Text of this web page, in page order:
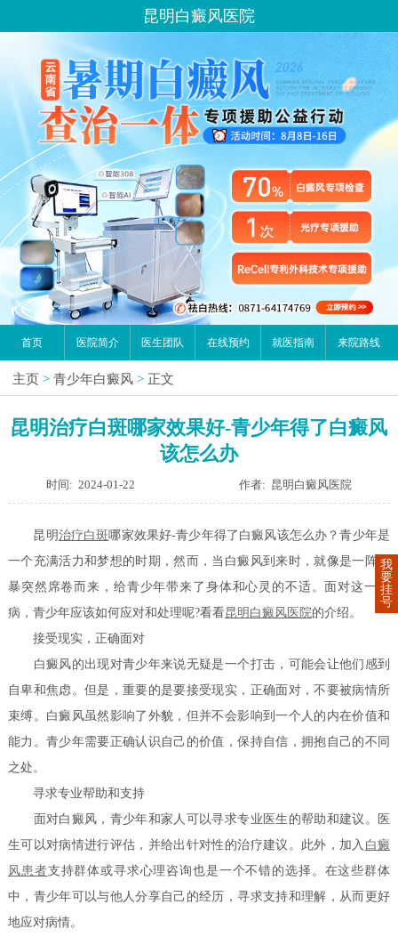
昆明白癜风医院
首页 医院简介 医生团队 在线预约 就医指南 来院路线
主页 > 青少年白癜风 > 正文
昆明治疗白斑哪家效果好-青少年得了白癜风
该怎么办
时间: 2024-01-22 作者: 昆明白癜风医院
昆明治疗白斑哪家效果好-青少年得了白癜风该怎么办？青少年是
一个充满活力和梦想的时期，然而，当白癜风到来时，就像是一阵风
暴突然席卷而来，给青少年带来了身体和心灵的不适。面对这一疾
病，青少年应该如何应对和处理呢?看看昆明白癜风医院的介绍。
接受现实，正确面对
白癜风的出现对青少年来说无疑是一个打击，可能会让他们感到
自卑和焦虑。但是，重要的是要接受现实，正确面对，不要被病情所
束缚。白癜风虽然影响了外貌，但并不会影响到一个人的内在价值和
能力。青少年需要正确认识自己的价值，保持自信，拥抱自己的不同
之处。
寻求专业帮助和支持
面对白癜风，青少年和家人可以寻求专业医生的帮助和建议。医
生可以对病情进行评估，并给出针对性的治疗建议。此外，加入 白癜
风患者支持群体或寻求心理咨询也是一个不错的选择。在这些群体
中，青少年可以与他人分享自己的经历，寻求支持和理解，从而更好
地应对病情。
我
要
挂
号